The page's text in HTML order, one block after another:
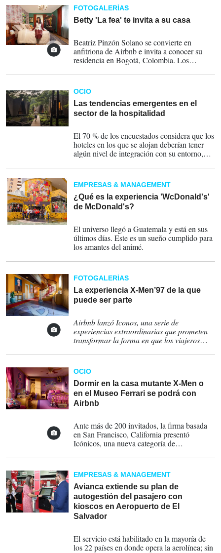
FOTOGALERÍAS
Betty 'La fea' te invita a su casa
Beatriz Pinzón Solano se convierte en
anfitriona de Airbnb e invita a conocer su
residencia en Bogotá, Colombia. Los
diario personal. Solo tienen queinscribirse en
Airbnb
OCIO
Las tendencias emergentes en el
sector de la hospitalidad
El 70 % de los encuestados considera que los
hoteles en los que se alojan deberían tener
algún nivel de integración con su entorno,
EMPRESAS & MANAGEMENT
¿Qué es la experiencia 'WcDonald's'
de McDonald's?
El universo llegó a Guatemala y está en sus
últimos días. Este es un sueño cumplido para
los amantes del animé.
FOTOGALERÍAS
La experiencia X-Men’97 de la que
puede ser parte
Airbnb lanzó Iconos, una serie de
experiencias extraordinarias que prometen
transformar la forma en que los viajeros
turísticos. FOTOS AIRBNB.Más detalles en
este link.
OCIO
Dormir en la casa mutante X-Men o
en el Museo Ferrari se podrá con
Airbnb
Ante más de 200 invitados, la firma basada
en San Francisco, California presentó
Icónicos, una nueva categoría de
películas, arte o música por menos de
US$100.
EMPRESAS & MANAGEMENT
Avianca extiende su plan de
autogestión del pasajero con
kioscos en Aeropuerto de El
Salvador
El servicio está habilitado en la mayoría de
los 22 países en donde opera la aerolínea; sin